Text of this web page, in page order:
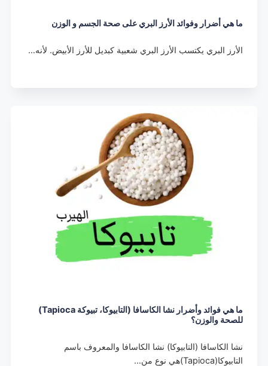
ما هي أضرار وفوائد الأرز البري على صحة الجسم و الوزن
الأرز البري يكتسب الأرز البري شعبية كبديل للأرز الأبيض. لأنه…
ما هي فوائد وأضرار نشا الكاسافا (التابيوكا، تبيوكة Tapioca)
للصحة والوزن؟
نشا الكاسافا (التابيوكا) نشا الكاسافا والمعروف باسم
التابيوكا(Tapioca)هي نوع من…